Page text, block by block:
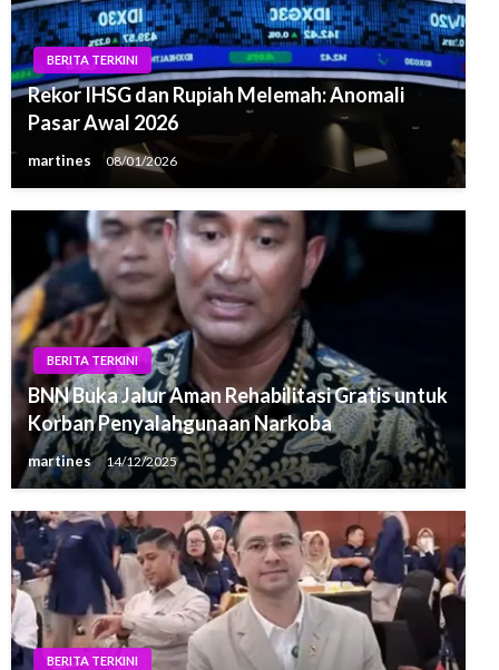
BERITA TERKINI
Rekor IHSG dan Rupiah Melemah: Anomali
Pasar Awal 2026
martines 08/01/2026
BERITA TERKINI
BNN Buka Jalur Aman Rehabilitasi Gratis untuk
Korban Penyalahgunaan Narkoba
martines 14/12/2025
BERITA TERKINI